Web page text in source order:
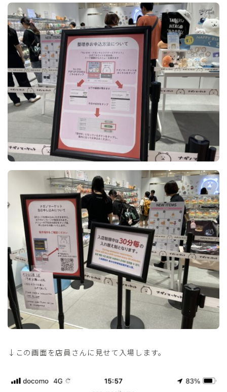
↓この画面を店員さんに見せて入場します。